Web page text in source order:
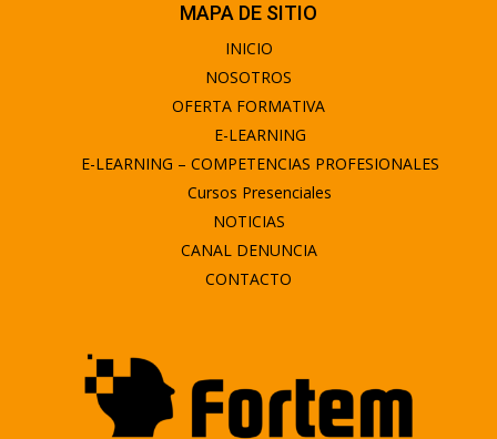
MAPA DE SITIO
INICIO
NOSOTROS
OFERTA FORMATIVA
E-LEARNING
E-LEARNING – COMPETENCIAS PROFESIONALES
Cursos Presenciales
NOTICIAS
CANAL DENUNCIA
CONTACTO